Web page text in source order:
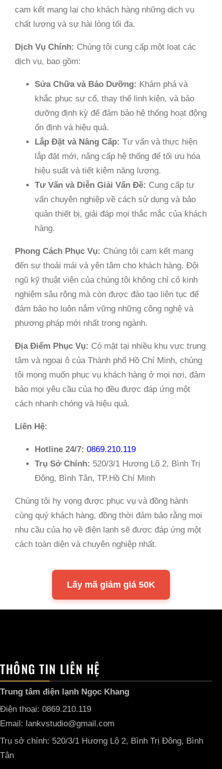
cam kết mang lại cho khách hàng những dịch vụ
chất lượng và sự hài lòng tối đa.
Dịch Vụ Chính: Chúng tôi cung cấp một loạt các
dịch vụ, bao gồm:
Sửa Chữa và Bảo Dưỡng: Khám phá và
khắc phục sự cố, thay thế linh kiện, và bảo
dưỡng định kỳ để đảm bảo hệ thống hoạt động
ổn định và hiệu quả.
Lắp Đặt và Nâng Cấp: Tư vấn và thực hiện
lắp đặt mới, nâng cấp hệ thống để tối ưu hóa
hiệu suất và tiết kiệm năng lượng.
Tư Vấn và Diễn Giải Vấn Đề: Cung cấp tư
vấn chuyên nghiệp về cách sử dụng và bảo
quản thiết bị, giải đáp mọi thắc mắc của khách
hàng.
Phong Cách Phục Vụ: Chúng tôi cam kết mang
đến sự thoải mái và yên tâm cho khách hàng. Đội
ngũ kỹ thuật viên của chúng tôi không chỉ có kinh
nghiệm sâu rộng mà còn được đào tạo liên tục để
đảm bảo họ luôn nắm vững những công nghệ và
phương pháp mới nhất trong ngành.
Địa Điểm Phục Vụ: Có mặt tại nhiều khu vực trung
tâm và ngoại ô của Thành phố Hồ Chí Minh, chúng
tôi mong muốn phục vụ khách hàng ở mọi nơi, đảm
bảo mọi yêu cầu của họ đều được đáp ứng một
cách nhanh chóng và hiệu quả.
Liên Hệ:
Hotline 24/7: 0869.210.119
Trụ Sở Chính: 520/3/1 Hương Lộ 2, Bình Trị
Đông, Bình Tân, TP.Hồ Chí Minh
Chúng tôi hy vọng được phục vụ và đồng hành
cùng quý khách hàng, đồng thời đảm bảo rằng mọi
nhu cầu của họ về điện lạnh sẽ được đáp ứng một
cách toàn diện và chuyên nghiệp nhất.
Lấy mã giảm giá 50K
THÔNG TIN LIÊN HỆ
Trung tâm điện lạnh Ngọc Khang
Điện thoại: 0869.210.119
Email: lankvstudio@gmail.com
Trụ sở chính: 520/3/1 Hương Lộ 2, Bình Trị Đông, Bình
Tân